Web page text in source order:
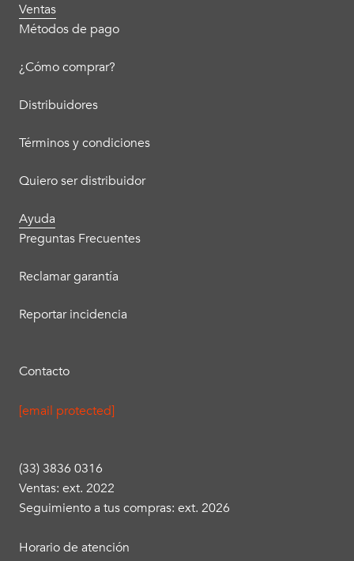
Ventas
Métodos de pago
¿Cómo comprar?
Distribuidores
Términos y condiciones
Quiero ser distribuidor
Ayuda
Preguntas Frecuentes
Reclamar garantía
Reportar incidencia
Contacto
[email protected]
(33) 3836 0316
Ventas: ext. 2022
Seguimiento a tus compras: ext. 2026
Horario de atención